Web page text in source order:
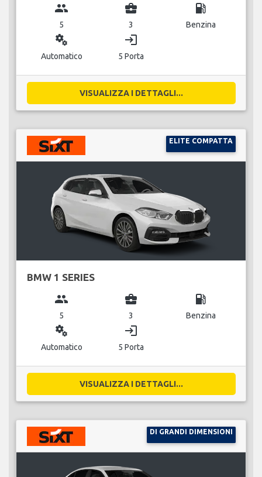
group
5
business_center
3
local_gas_station
Benzina
miscellaneous_services
Automatico
login
5 Porta
VISUALIZZA I DETTAGLI...
ELITE COMPATTA
BMW 1 SERIES
group
5
business_center
3
local_gas_station
Benzina
miscellaneous_services
Automatico
login
5 Porta
VISUALIZZA I DETTAGLI...
DI GRANDI DIMENSIONI